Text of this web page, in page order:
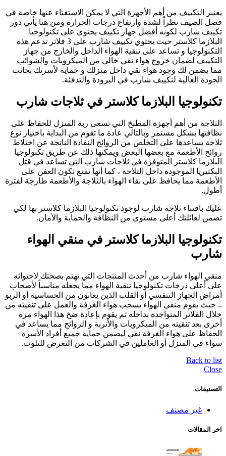
يعتبر التكييف من أهم الأجهزة التي لا يمكن الاستغناء عنها خاصة في
فصل الصيف نظراً لشدة وارتفاع درجات الحرارة ومن هنا يأتي دور
تكييف شارب لكونه أفضل جهاز تكييف يحتوي على تكنولوجيا
البلازما كلاستر حيث يحتوي تكييف شارب على 3 فلاتر تدعم هذه
التكنولوجيا و تساعد على تنقية الهواء الداخل والخارج من جهاز
التكييف لضمان خروج هواء نقي خالي من الميكروبات والشوائب
مما يضمن لك وجود هواء نقي داخل منزلك و حماية لأسرتك بجانب
الجودة العالية لتكييف شارب في البرودة والتدفئة.
تكنولوجيا البلازما كلاستر في ثلاجات شارب
الثلاجة من أهم أجهزة المطبخ التي تسعى ربة المنزل للحفاظ على
نظافتها بشكل مستمر وبالتالي عادة ما تقوم من البداية باختيار نوع
ثلاجة يساعدها على التخلص من الروائح النفاذة الناتجة عن اختلاط
روائح الأطعمة مع بعضها البعض ويمكنها ذلك عن طريق تكنولوجيا
البلازما كلاستر المتوفرة في ثلاجات شارب التي تساعد في قتل
البكتيريا الموجودة داخل الثلاجة ، كما أنها تمنع تكون العفن على
الأطعمة مما يحافظ على نقاء الهواء بالثلاجة والأطعمة طازجة لفترة
أطول.
عليك باقتناء ثلاجة شارب لوجود تكنولوجيا البلازما كلاستر بها لكي
تضمن لعائلتك أعلى مستوى من النظافة والحماية والأمان.
تكنولوجيا البلازما كلاستر في منقي الهواء
شارب
منقي الهواء شارب من أحدث المنتجات التي تهتم بصحتك لاحتوائه
على أعلى درجات تكنولوجيا تنقية الهواء مما يجعله مناسباً لأصحاب
أمراض الجهاز التنفسي أو القلب الذين يعانون من الحساسية أو الربو
.. حيث يقوم منقي الهواء بسحب هواء الغرفة والعمل على تنقيته من
خلال الفلاتر المتواجدة بداخله ثم يقوم بإعادة ضخ هذا الهواء مرة
أخرى بعد تنقيته من الميكروبات والأتربة و الروائح مما يساعد في
الحفاظ على هواء الغرفة نقي ليضمن حماية جميع أفراد الأسرة
سواء في المنزل أو العاملين في الشركات من التعرض للتلوث.
Back to list
Close
التصنيفات
غير مصنف
اخر المقالات